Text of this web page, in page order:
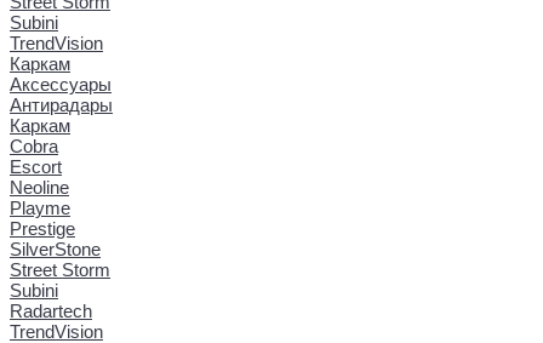
Subini
TrendVision
Каркам
Аксессуары
Антирадары
Каркам
Cobra
Escort
Neoline
Playme
Prestige
SilverStone
Street Storm
Subini
Radartech
TrendVision